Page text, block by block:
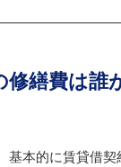
修繕費は誰
基本的に賃貸借